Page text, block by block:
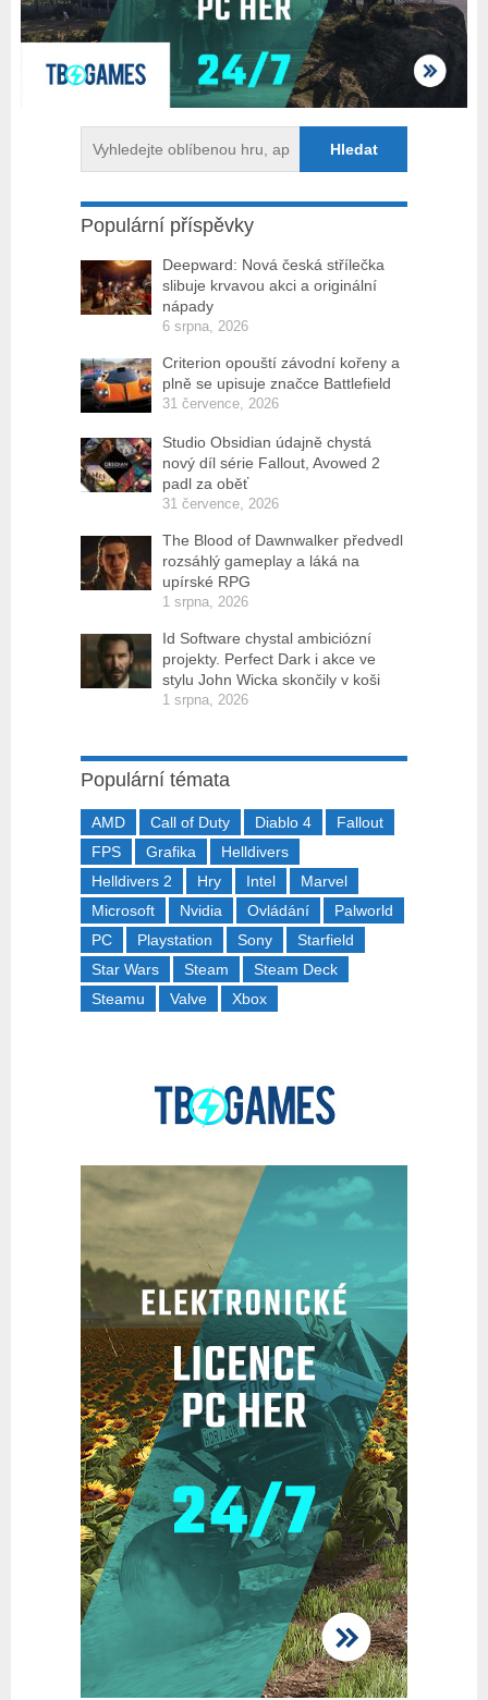
Populární příspěvky
Deepward: Nová česká střílečka
slibuje krvavou akci a originální
nápady
6 srpna, 2026
Criterion opouští závodní kořeny a
plně se upisuje značce Battlefield
31 července, 2026
Studio Obsidian údajně chystá
nový díl série Fallout, Avowed 2
padl za oběť
31 července, 2026
The Blood of Dawnwalker předvedl
rozsáhlý gameplay a láká na
upírské RPG
1 srpna, 2026
Id Software chystal ambiciózní
projekty. Perfect Dark i akce ve
stylu John Wicka skončily v koši
1 srpna, 2026
Populární témata
AMD Call of Duty Diablo 4
Fallout
FPS
Grafika
Helldivers
Helldivers 2
Hry Intel
Marvel
Microsoft
Nvidia Ovládání
Palworld
PC
Playstation Sony
Starfield
Star Wars
Steam
Steam Deck
Steamu
Valve Xbox